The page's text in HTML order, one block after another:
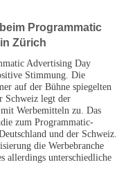
Programmatic
Zürich
Advertising Day
Stimmung. Die
auf der Bühne spiegelten
Schweiz legt der
Werbemitteln zu. Das
zum Programmatic-
und der Schweiz.
die Werbebranche
allerdings unterschiedliche